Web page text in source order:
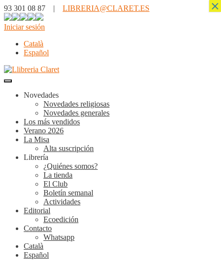
93 301 08 87 | LIBRERIA@CLARET.ES
Iniciar sesión
Català
Español
Novedades
Novedades religiosas
Novedades generales
Los más vendidos
Verano 2026
La Misa
Alta suscripción
Librería
¿Quiénes somos?
La tienda
El Club
Boletín semanal
Actividades
Editorial
Ecoedición
Contacto
Whatsapp
Català
Español
×